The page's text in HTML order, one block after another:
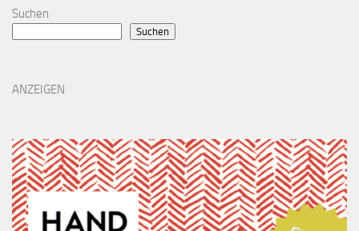
Suchen
Suchen
ANZEIGEN